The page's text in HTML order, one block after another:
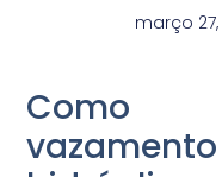
março 27,
Como